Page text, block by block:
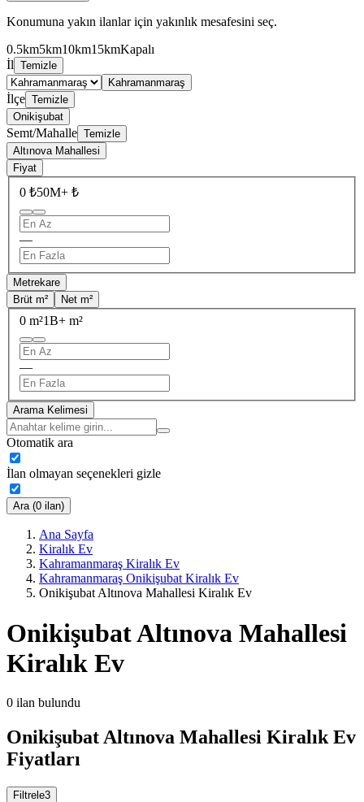
Konumuna yakın ilanlar için yakınlık mesafesini seç.
0.5km5km10km15kmKapalı
İl Temizle
Kahramanmaraş
İlçe Temizle
Onikişubat
Semt/Mahalle Temizle
Altınova Mahallesi
Fiyat
0 ₺50M+ ₺
—
Metrekare
Brüt m²
Net m²
0 m²1B+ m²
—
Arama Kelimesi
Otomatik ara
İlan olmayan seçenekleri gizle
Ara (0 ilan)
Ana Sayfa
Kiralık Ev
Kahramanmaraş Kiralık Ev
Kahramanmaraş Onikişubat Kiralık Ev
Onikişubat Altınova Mahallesi Kiralık Ev
Onikişubat Altınova Mahallesi
Kiralık Ev
0 ilan bulundu
Onikişubat Altınova Mahallesi Kiralık Ev
Fiyatları
Filtrele3